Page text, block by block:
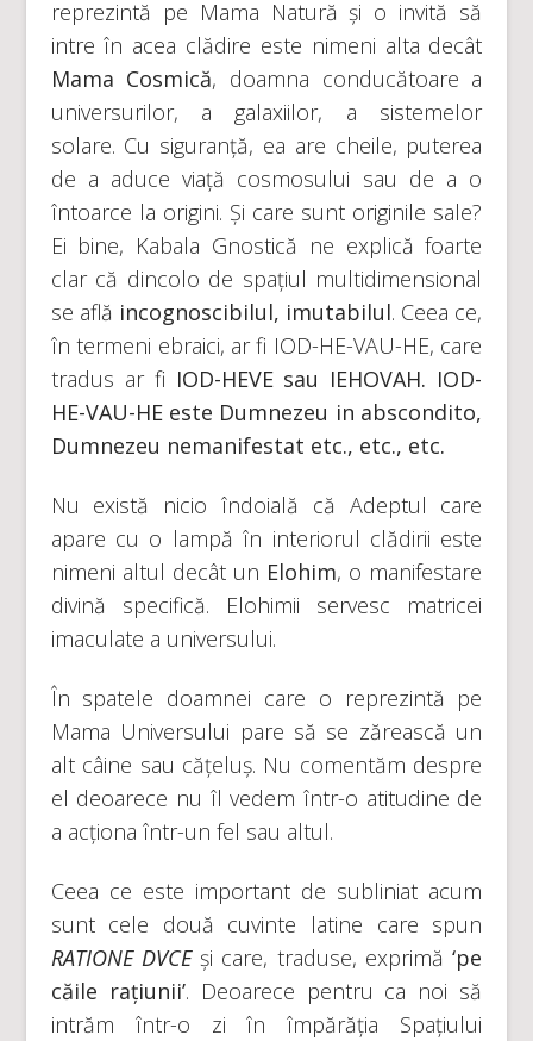
reprezintă pe Mama Natură și o invită să
intre în acea clădire este nimeni alta decât
Mama Cosmică, doamna conducătoare a
universurilor, a galaxiilor, a sistemelor
solare. Cu siguranță, ea are cheile, puterea
de a aduce viață cosmosului sau de a o
întoarce la origini. Și care sunt originile sale?
Ei bine, Kabala Gnostică ne explică foarte
clar că dincolo de spațiul multidimensional
se află incognoscibilul, imutabilul. Ceea ce,
în termeni ebraici, ar fi IOD-HE-VAU-HE, care
tradus ar fi IOD-HEVE sau IEHOVAH. IOD-
HE-VAU-HE este Dumnezeu in abscondito,
Dumnezeu nemanifestat etc., etc., etc.
Nu există nicio îndoială că Adeptul care
apare cu o lampă în interiorul clădirii este
nimeni altul decât un Elohim, o manifestare
divină specifică. Elohimii servesc matricei
imaculate a universului.
În spatele doamnei care o reprezintă pe
Mama Universului pare să se zărească un
alt câine sau cățeluș. Nu comentăm despre
el deoarece nu îl vedem într-o atitudine de
a acționa într-un fel sau altul.
Ceea ce este important de subliniat acum
sunt cele două cuvinte latine care spun
RATIONE DVCEși care, traduse, exprimă‘pe
căile rațiunii’. Deoarece pentru ca noi să
intrăm într-o zi în împărăția Spațiului